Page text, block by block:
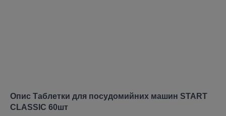
Опис Таблетки для посудомийних машин START
CLASSIC 60шт